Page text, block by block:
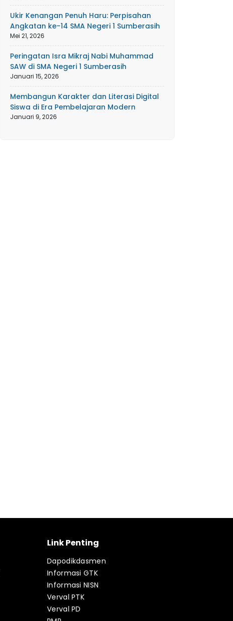
Ukir Kenangan Penuh Haru: Perpisahan
Angkatan ke-14 SMA Negeri 1 Sumberasih
Mei 21, 2026
Peringatan Isra Mikraj Nabi Muhammad
SAW di SMA Negeri 1 Sumberasih
Januari 15, 2026
Membangun Karakter dan Literasi Digital
Siswa di Era Pembelajaran Modern
Januari 9, 2026
Link Penting
Dapodikdasmen
Informasi GTK
Informasi NISN
Verval PTK
Verval PD